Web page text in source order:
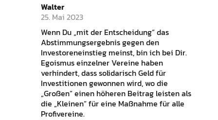
Walter
25. Mai 2023
Wenn Du „mit der Entscheidung“ das
Abstimmungsergebnis gegen den
Investoreneinstieg meinst, bin ich bei Dir.
Egoismus einzelner Vereine haben
verhindert, dass solidarisch Geld für
Investitionen gewonnen wird, wo die
„Großen“ einen höheren Beitrag leisten als
die „Kleinen“ für eine Maßnahme für alle
Profivereine.